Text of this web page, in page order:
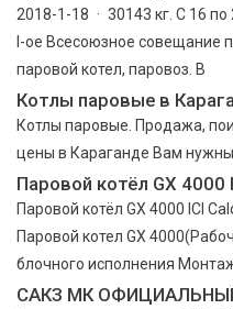
2018-1-18 · 30143 кг. С 16
I-ое Всесоюзное совещание
паровой котел, паровоз. В
Котлы паровые в
Котлы паровые. Продажа,
цены в Караганде Вам
Паровой котёл GX 4000
Паровой котёл GX 4000 ICI
Паровой котел GX
блочного исполнения
САКЗ МК